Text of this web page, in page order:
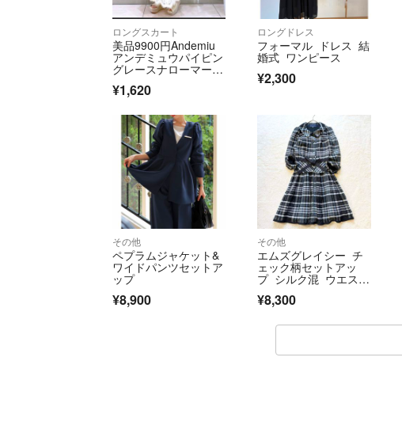
ロングスカート
美品9900円Andemiu
アンデミュウパイピン
グレースナローマーメ
¥1,620
ロングドレス
フォーマル ドレス 結
婚式 ワンピース
¥2,300
その他
ペプラムジャケット&
ワイドパンツセットア
ップ
¥8,900
その他
エムズグレイシー チ
ェック柄セットアッ
プ シルク混 ウエスト
リボンフレアスカート
¥8,300